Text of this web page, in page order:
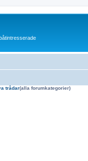
trådar(alla forumkategorier)